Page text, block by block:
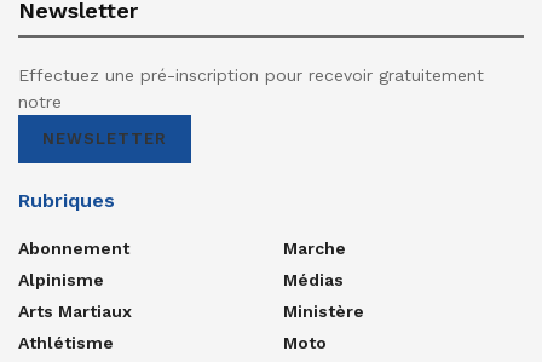
Newsletter
Effectuez une pré-inscription pour recevoir gratuitement
notre
NEWSLETTER
Rubriques
Abonnement
Alpinisme
Arts Martiaux
Athlétisme
Marche
Médias
Ministère
Moto